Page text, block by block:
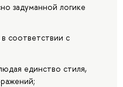
задуманной логике
соответствии с
единство стиля,